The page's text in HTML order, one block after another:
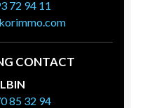
72 94 11
CONTACT
85 32 94